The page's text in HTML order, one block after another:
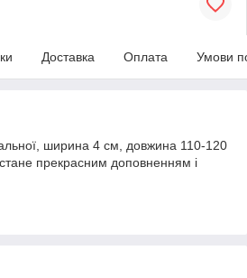
Доставка Оплата Умови
ширина 4 см, довжина 110-120
стане прекрасним доповненням і